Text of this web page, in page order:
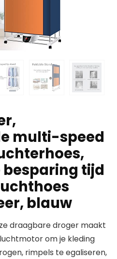
multi-speed
tijd
blauw
draagbare droger maakt
om je kleding
rimpels te egaliseren,